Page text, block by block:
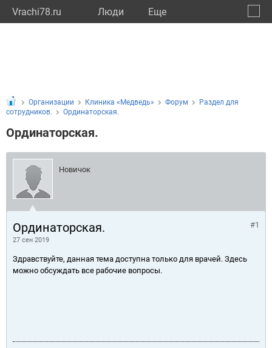
Vrachi78.ru Люди Eще
Организации Клиника «Медведь» Форум
Раздел для
сотрудников.
Ординаторская.
Ординаторская.
Новичок
Ординаторская.
27 сен 2019
#1
Здравствуйте, данная тема доступна только для врачей. Здесь
можно обсуждать все рабочие вопросы.